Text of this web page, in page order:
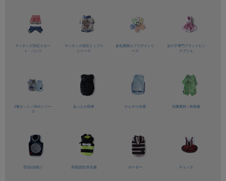
マッチング対応スカー
ト・パンツ
マッチング対応トップス
シリーズ
多色展開 エブリデイシリ
ーズ
女の子専門ブランド ピン
クプリエ
2着セット／2in1シリー
ズ
あったか防寒 ひんやり冷感 抗菌素材／術後服
防虫/虫除け 高視認性/安全服 ボーダー チェック